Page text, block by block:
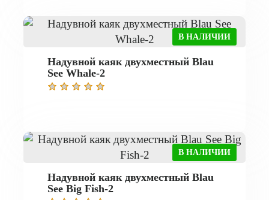
В НАЛИЧИИ
Надувной каяк двухместный Blau
See Whale-2
В НАЛИЧИИ
Надувной каяк двухместный Blau
See Big Fish-2